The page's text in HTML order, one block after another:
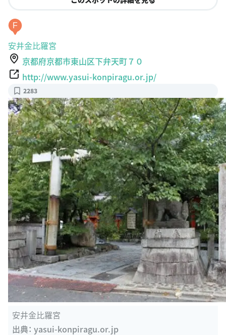
F
安井金比羅宮
京都府京都市東山区下弁天町７０
http://www.yasui-konpiragu.or.jp/
2283
安井金比羅宮
出典： yasui-konpiragu.or.jp